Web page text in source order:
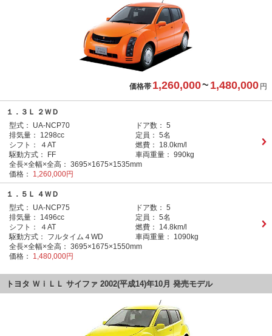
価格帯 1,260,000~ 1,480,000 円
１．３Ｌ ２ＷＤ
型式：
UA-NCP70 ドア数： 5
排気量：
1298cc 定員： 5名
シフト：
４AT 燃費：
18.0km/l
駆動方式：
FF 車両重量： 990kg
全長×全幅×全高： 3695×1675×1535mm
価格：
1,260,000円
１．５Ｌ ４ＷＤ
型式：
UA-NCP75 ドア数： 5
排気量：
1496cc 定員： 5名
シフト：
４AT 燃費：
14.8km/l
駆動方式：
フルタイム４WD 車両重量：
1090kg
全長×全幅×全高： 3695×1675×1550mm
価格：
1,480,000円
トヨタ ＷｉＬＬ サイファ 2002(平成14)年10月 発売モデル